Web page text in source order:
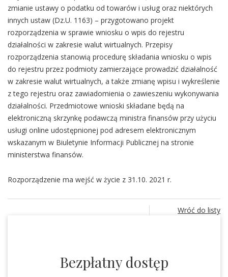
zmianie ustawy o podatku od towarów i usług oraz niektórych
innych ustaw (Dz.U. 1163) – przygotowano projekt
rozporządzenia w sprawie wniosku o wpis do rejestru
działalności w zakresie walut wirtualnych. Przepisy
rozporządzenia stanowią procedurę składania wniosku o wpis
do rejestru przez podmioty zamierzające prowadzić działalność
w zakresie walut wirtualnych, a także zmianę wpisu i wykreślenie
z tego rejestru oraz zawiadomienia o zawieszeniu wykonywania
działalności. Przedmiotowe wnioski składane będą na
elektroniczną skrzynkę podawczą ministra finansów przy użyciu
usługi online udostępnionej pod adresem elektronicznym
wskazanym w Biuletynie Informacji Publicznej na stronie
ministerstwa finansów.
Rozporządzenie ma wejść w życie z 31.10. 2021 r.
Wróć do listy
Bezpłatny dostęp